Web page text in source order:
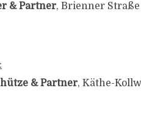
& Partner, Brienner Straße
& Partner, Käthe-